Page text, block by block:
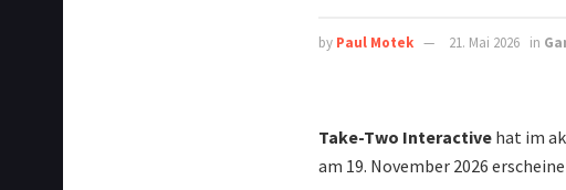
by Paul Motek 21. Mai 2026 in
Take-Two Interactive hat im
am 19. November 2026